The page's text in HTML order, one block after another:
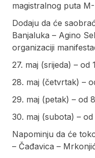
magistralnog puta
Dodaju da će
Banjaluka – Agino
organizaciji
27. maj (srijeda) – od
28. maj (četvrtak) –
29. maj (petak) – od
30. maj (subota) –
Napominju da će
– Čađavica –